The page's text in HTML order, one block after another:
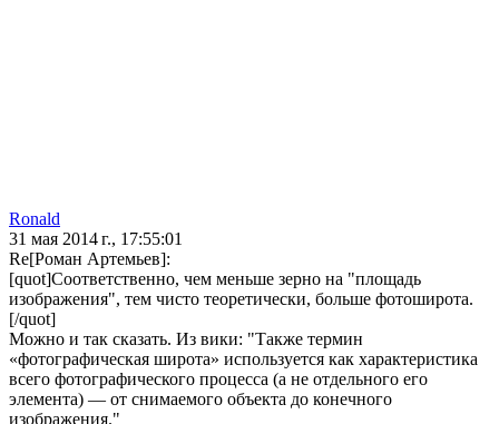
Ronald
31 мая 2014 г., 17:55:01
Re[Роман Артемьев]:
[quot]Соответственно, чем меньше зерно на "площадь
изображения", тем чисто теоретически, больше фотоширота.
[/quot]
Можно и так сказать. Из вики: "Также термин
«фотографическая широта» используется как характеристика
всего фотографического процесса (а не отдельного его
элемента) — от снимаемого объекта до конечного
изображения."